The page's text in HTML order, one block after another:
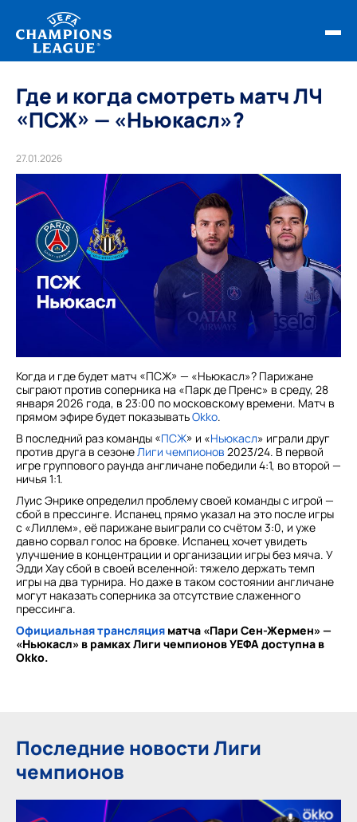
ОБЗОРЫ ЛЧ УЕФА
НОВОСТИ
РАСПИСАНИЕ
Где и когда смотреть матч ЛЧ
«ПСЖ» — «Ньюкасл»?
27.01.2026
Когда и где будет матч «ПСЖ» — «Ньюкасл»? Парижане
сыграют против соперника на «Парк де Пренс» в среду, 28
января 2026 года, в 23:00 по московскому времени. Матч в
прямом эфире будет показыватьOkko.
В последний раз команды «ПСЖ» и «Ньюкасл» играли друг
против друга в сезоне Лиги чемпионов 2023/24. В первой
игре группового раунда англичане победили 4:1, во второй —
ничья 1:1.
Луис Энрике определил проблему своей команды с игрой —
сбой в прессинге. Испанец прямо указал на это после игры
с «Лиллем», её парижане выиграли со счётом 3:0, и уже
давно сорвал голос на бровке. Испанец хочет увидеть
улучшение в концентрации и организации игры без мяча. У
Эдди Хау сбой в своей вселенной: тяжело держать темп
игры на два турнира. Но даже в таком состоянии англичане
могут наказать соперника за отсутствие слаженного
прессинга.
Официальная трансляция матча «Пари Сен-Жермен» —
«Ньюкасл» в рамках Лиги чемпионов УЕФА доступна в
Okko.
Последние новости Лиги
чемпионов